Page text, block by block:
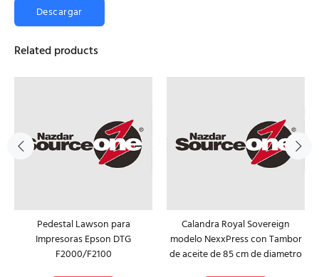
Descargar
Related products
Pedestal Lawson para
Impresoras Epson DTG
F2000/F2100
Calandra Royal Sovereign
modelo NexxPress con Tambor
de aceite de 85 cm de diametro